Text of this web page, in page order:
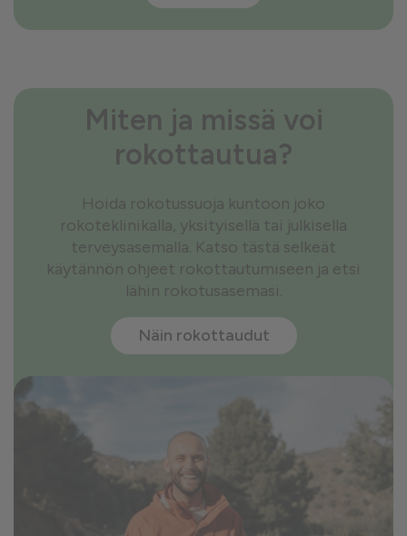
Miten ja missä voi
rokottautua?
Hoida rokotussuoja kuntoon joko
rokoteklinikalla, yksityisellä tai julkisella
terveysasemalla. Katso tästä selkeät
käytännön ohjeet rokottautumiseen ja etsi
lähin rokotusasemasi.
Näin rokottaudut